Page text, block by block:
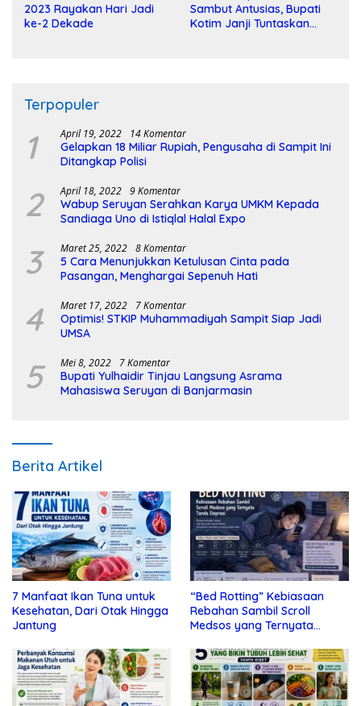
2023 Rayakan Hari Jadi
ke-2 Dekade
Sambut Antusias, Bupati
Kotim Janji Tuntaskan
Terpopuler
1 April 19, 2022 14 Komentar
Gelapkan 18 Miliar Rupiah, Pengusaha di Sampit Ini
Ditangkap Polisi
2 April 18, 2022 9 Komentar
Wabup Seruyan Serahkan Karya UMKM Kepada
Sandiaga Uno di Istiqlal Halal Expo
3 Maret 25, 2022 8 Komentar
5 Cara Menunjukkan Ketulusan Cinta pada
Pasangan, Menghargai Sepenuh Hati
4 Maret 17, 2022 7 Komentar
Optimis! STKIP Muhammadiyah Sampit Siap Jadi
UMSA
5 Mei 8, 2022 7 Komentar
Bupati Yulhaidir Tinjau Langsung Asrama
Mahasiswa Seruyan di Banjarmasin
Berita Artikel
7 Manfaat Ikan Tuna untuk
Kesehatan, Dari Otak Hingga
Jantung
“Bed Rotting” Kebiasaan
Rebahan Sambil Scroll
Medsos yang Ternyata